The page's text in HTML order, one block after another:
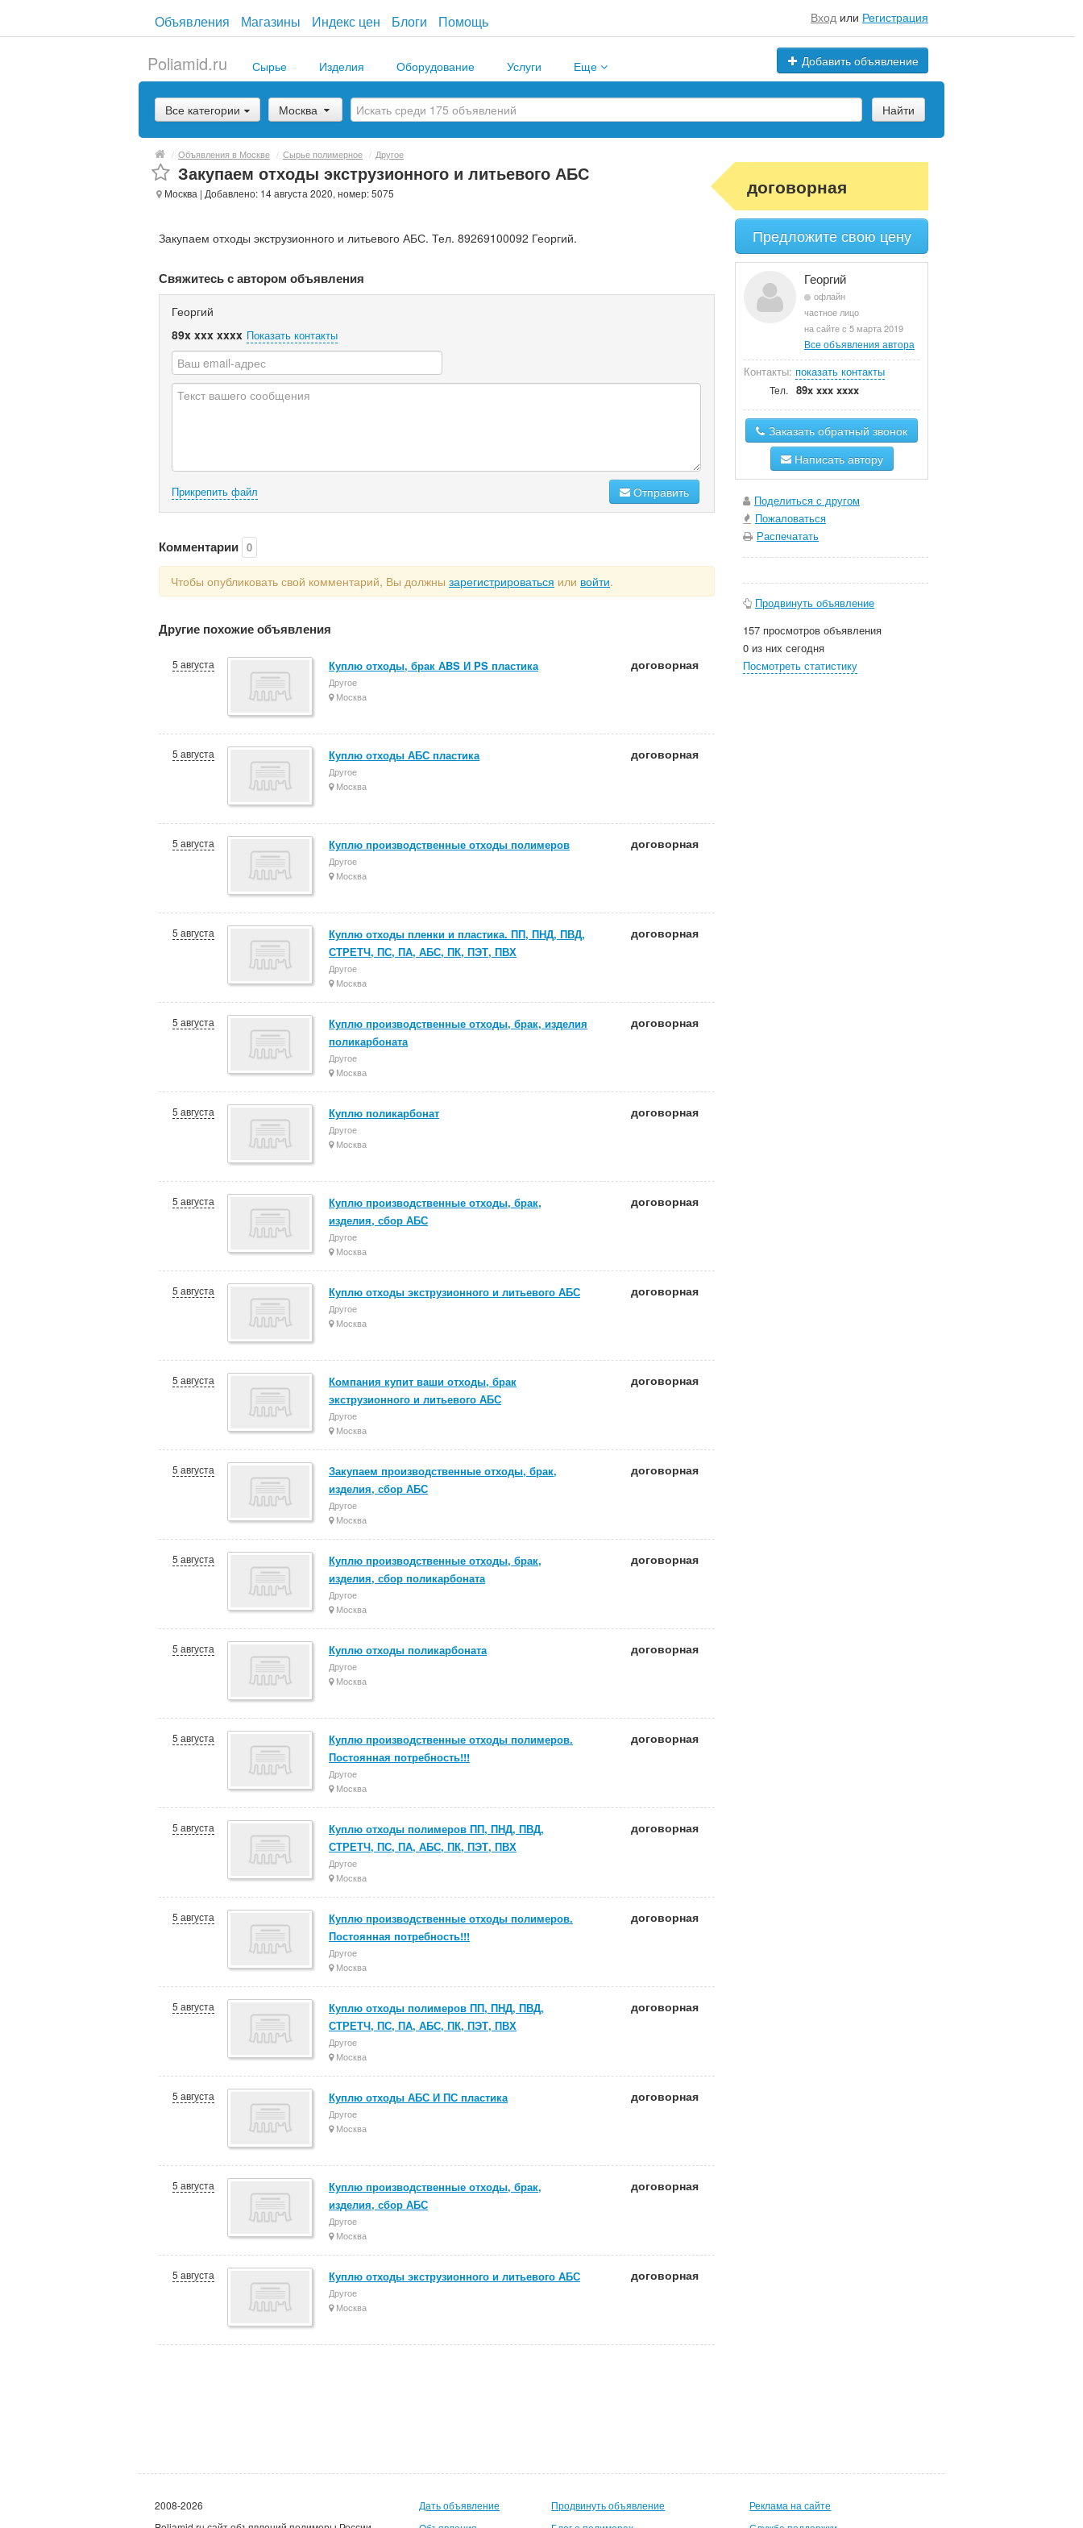
Объявления Магазины Индекс цен Блоги Помощь Вход или Регистрация
Добавить объявление
Poliamid.ru Сырье Изделия Оборудование Услуги Еще
Все категории Москва Найти
/ Объявления в Москве / Сырье полимерное / Другое
Закупаем отходы экструзионного и литьевого АБС
Москва | Добавлено: 14 августа 2020, номер: 5075
Закупаем отходы экструзионного и литьевого АБС. Тел. 89269100092 Георгий.
Свяжитесь с автором объявления
Георгий
89x xxx xxxx Показать контакты
Прикрепить файл Отправить
Комментарии 0
Чтобы опубликовать свой комментарий, Вы должны зарегистрироваться или войти.
Другие похожие объявления
5 августа Куплю отходы, брак АBS И PS пластика
Другое
Москва
договорная
5 августа Куплю отходы АБС пластика
Другое
Москва
договорная
5 августа Куплю производственные отходы полимеров
Другое
Москва
договорная
5 августа
Куплю отходы пленки и пластика. ПП, ПНД, ПВД,
СТРЕТЧ, ПС, ПА, АБС, ПК, ПЭТ, ПВХ
Другое
Москва
договорная
5 августа
Куплю производственные отходы, брак, изделия
поликарбоната
Другое
Москва
договорная
5 августа Куплю поликарбонат
Другое
Москва
договорная
5 августа
Куплю производственные отходы, брак,
изделия, сбор АБС
Другое
Москва
договорная
5 августа Куплю отходы экструзионного и литьевого АБС
Другое
Москва
договорная
5 августа
Компания купит ваши отходы, брак
экструзионного и литьевого АБС
Другое
Москва
договорная
5 августа
Закупаем производственные отходы, брак,
изделия, сбор АБС
Другое
Москва
договорная
5 августа
Куплю производственные отходы, брак,
изделия, сбор поликарбоната
Другое
Москва
договорная
5 августа Куплю отходы поликарбоната
Другое
Москва
договорная
5 августа
Куплю производственные отходы полимеров.
Постоянная потребность!!!
Другое
Москва
договорная
5 августа
Куплю отходы полимеров ПП, ПНД, ПВД,
СТРЕТЧ, ПС, ПА, АБС, ПК, ПЭТ, ПВХ
Другое
Москва
договорная
5 августа
Куплю производственные отходы полимеров.
Постоянная потребность!!!
Другое
Москва
договорная
5 августа
Куплю отходы полимеров ПП, ПНД, ПВД,
СТРЕТЧ, ПС, ПА, АБС, ПК, ПЭТ, ПВХ
Другое
Москва
договорная
5 августа Куплю отходы АБС И ПС пластика
Другое
Москва
договорная
5 августа
Куплю производственные отходы, брак,
изделия, сбор АБС
Другое
Москва
договорная
5 августа Куплю отходы экструзионного и литьевого АБС
Другое
Москва
договорная
договорная
Предложите свою цену
Георгий
офлайн
частное лицо
на сайте с 5 марта 2019
Все объявления автора
Контакты: показать контакты
Тел. 89x xxx xxxx
Заказать обратный звонок
Написать автору
Поделиться с другом
Пожаловаться
Распечатать
Продвинуть объявление
157 просмотров объявления
0 из них сегодня
Посмотреть статистику
2008-2026
Дать объявление
Продвинуть объявление
Реклама на сайте